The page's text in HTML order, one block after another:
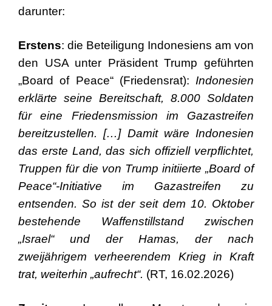
darunter:
Erstens: die Beteiligung Indonesiens am von
den USA unter Präsident Trump geführten
„Board of Peace“ (Friedensrat): Indonesien
erklärte seine Bereitschaft, 8.000 Soldaten
für eine Friedensmission im Gazastreifen
bereitzustellen. […] Damit wäre Indonesien
das erste Land, das sich offiziell verpflichtet,
Truppen für die von Trump initiierte „Board of
Peace“-Initiative im Gazastreifen zu
entsenden. So ist der seit dem 10. Oktober
bestehende Waffenstillstand zwischen
„Israel“ und der Hamas, der nach
zweijährigem verheerendem Krieg in Kraft
trat, weiterhin „aufrecht“. (RT, 16.02.2026)